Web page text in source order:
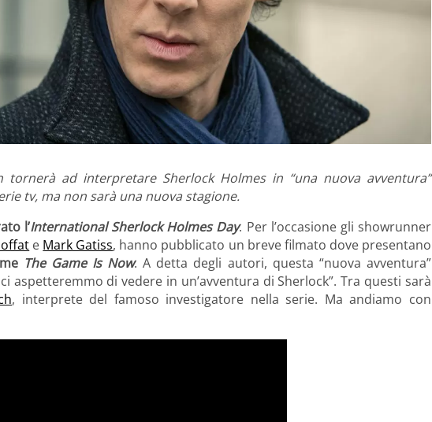
tornerà ad interpretare Sherlock Holmes in “una nuova avventura”
tv, ma non sarà una nuova stagione.
l’International Sherlock Holmes Day. Per l’occasione gli showrunner
e Mark Gatiss, hanno pubblicato un breve filmato dove presentano
The Game Is Now. A detta degli autori, questa “nuova avventura”
aspetteremmo di vedere in un’avventura di Sherlock”. Tra questi sarà
, interprete del famoso investigatore nella serie. Ma andiamo con